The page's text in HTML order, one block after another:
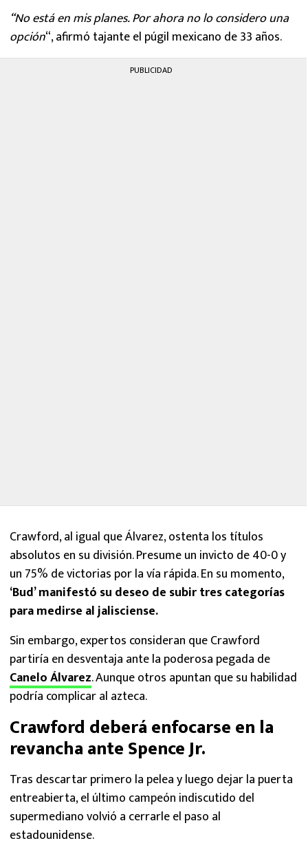
“No está en mis planes. Por ahora no lo considero una
opción“, afirmó tajante el púgil mexicano de 33 años.
PUBLICIDAD
Crawford, al igual que Álvarez, ostenta los títulos
absolutos en su división. Presume un invicto de 40-0 y
un 75% de victorias por la vía rápida. En su momento,
‘Bud’ manifestó su deseo de subir tres categorías
para medirse al jalisciense.
Sin embargo, expertos consideran que Crawford
partiría en desventaja ante la poderosa pegada de
Canelo Álvarez. Aunque otros apuntan que su habilidad
podría complicar al azteca.
Crawford deberá enfocarse en la
revancha ante Spence Jr.
Tras descartar primero la pelea y luego dejar la puerta
entreabierta, el último campeón indiscutido del
supermediano volvió a cerrarle el paso al
estadounidense.